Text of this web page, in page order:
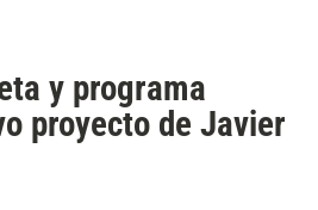
y programa
proyecto de Javier